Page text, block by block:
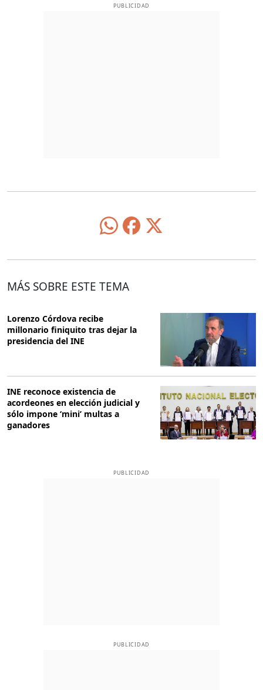
PUBLICIDAD
MÁS SOBRE ESTE TEMA
Lorenzo Córdova recibe
millonario finiquito tras dejar la
presidencia del INE
INE reconoce existencia de
acordeones en elección judicial y
sólo impone ‘mini’ multas a
ganadores
PUBLICIDAD
PUBLICIDAD